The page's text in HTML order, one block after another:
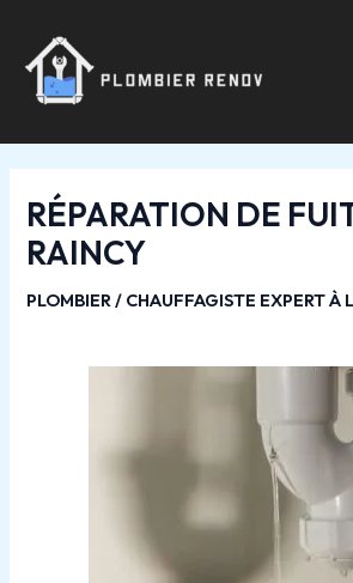
contenu
RÉPARATION DE
RAINCY
PLOMBIER / CHAUFFAGISTE EXPERT À
articles